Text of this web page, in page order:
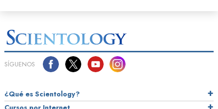
SÍGUENOS
¿Qué es Scientology?